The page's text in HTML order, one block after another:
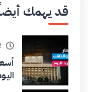
قد يهمك
12
اليوم | 12